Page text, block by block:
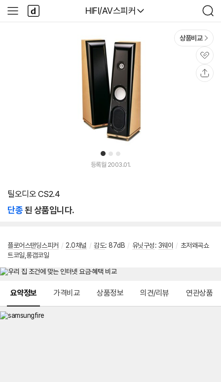
다나와
HIFI/AV스피커
검
색
사
이
다
나
와
1 2 3
상품비교
관
심
등록월 2003.01.
틸오디오 CS2.4
단종된 상품입니다.
플로어스탠딩스피커 / 2.0채널 / 감도: 87dB / 유닛구성: 3웨이 / 초저왜곡쇼
트코일,롱갭코일
요약정보 가격비교 상품정보 의견/리뷰 연관상품